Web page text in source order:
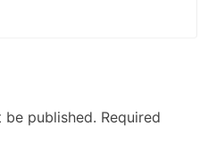
be published. Required